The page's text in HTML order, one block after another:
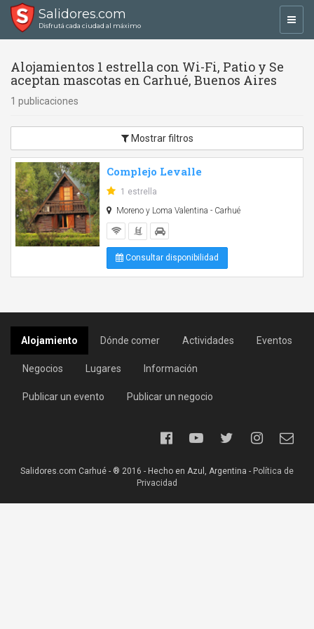
Salidores.com
Disfrutá cada ciudad al máximo
Alojamientos 1 estrella con Wi-Fi, Patio y Se
aceptan mascotas en Carhué, Buenos Aires
1 publicaciones
Mostrar filtros
Complejo Levalle
1 estrella
Moreno y Loma Valentina - Carhué
Consultar disponibilidad
Alojamiento Dónde comer Actividades Eventos
Negocios Lugares Información
Publicar un evento Publicar un negocio
Salidores.com Carhué - ® 2016 - Hecho en Azul, Argentina - Política de
Privacidad